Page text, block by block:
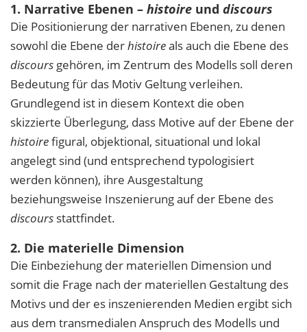
1. Narrative Ebenen – histoire und discours
Die Positionierung der narrativen Ebenen, zu denen
sowohl die Ebene derhistoireals auch die Ebene des
discours gehören, im Zentrum des Modells soll deren
Bedeutung für das Motiv Geltung verleihen.
Grundlegend ist in diesem Kontext die oben
skizzierte Überlegung, dass Motive auf der Ebene der
histoirefigural, objektional, situational und lokal
angelegt sind (und entsprechend typologisiert
werden können), ihre Ausgestaltung
beziehungsweise Inszenierung auf der Ebene des
discours stattfindet.
2. Die materielle Dimension
Die Einbeziehung der materiellen Dimension und
somit die Frage nach der materiellen Gestaltung des
Motivs und der es inszenierenden Medien ergibt sich
aus dem transmedialen Anspruch des Modells und